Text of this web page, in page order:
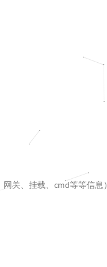
关、挂载、cmd等等信息）